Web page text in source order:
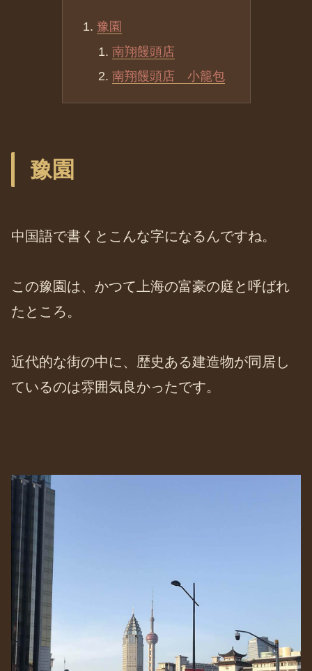
豫園
南翔饅頭店
南翔饅頭店 小籠包
豫園
中国語で書くとこんな字になるんですね。
この豫園は、かつて上海の富豪の庭と呼ばれ
たところ。
近代的な街の中に、歴史ある建造物が同居し
ているのは雰囲気良かったです。